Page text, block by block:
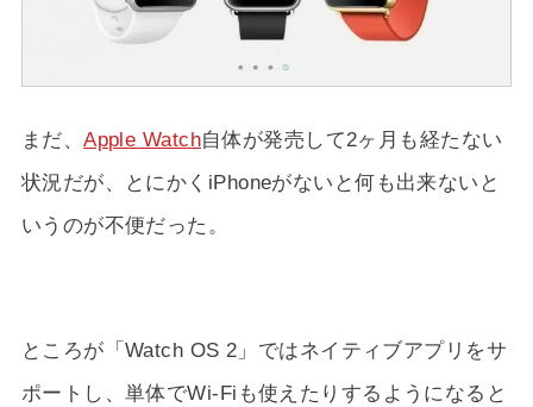
まだ、Apple Watch自体が発売して2ヶ月も経たない
状況だが、とにかくiPhoneがないと何も出来ないと
いうのが不便だった。
ところが「Watch OS 2」ではネイティブアプリをサ
ポートし、単体でWi-Fiも使えたりするようになると